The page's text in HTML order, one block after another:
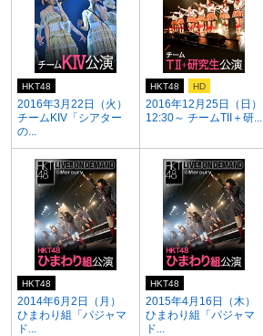
2016年3月22日（火）
チームKIV「シアター
の...
HKT48
2016年12月25日（日）
12:30～ チームTII＋研...
HKT48 HD
2014年6月2日（月）
ひまわり組「パジャマ
ド...
HKT48
2015年4月16日（木）
ひまわり組「パジャマ
ド...
HKT48